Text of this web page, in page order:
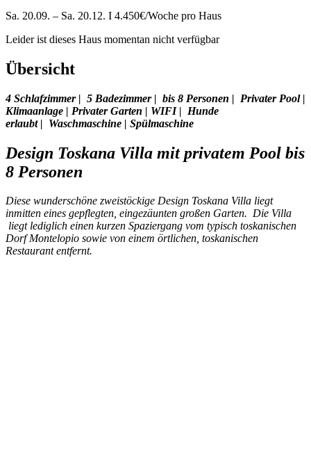
Sa. 20.09. – Sa. 20.12. I 4.450€/Woche pro Haus
Leider ist dieses Haus momentan nicht verfügbar
Übersicht
4 Schlafzimmer| 5 Badezimmer| bis 8 Personen | Privater Pool |
Klimaanlage | Privater Garten | WIFI | Hunde
erlaubt | Waschmaschine | Spülmaschine
Design Toskana Villa mit privatem Pool bis
8 Personen
Diese wunderschöne zweistöckige Design Toskana Villa liegt
inmitten eines gepflegten, eingezäunten großen Garten. Die Villa
liegt lediglich einen kurzen Spaziergang vom typisch toskanischen
Dorf Montelopio sowie von einem örtlichen, toskanischen
Restaurant entfernt.